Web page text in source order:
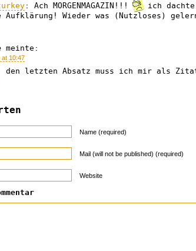
: Ach MORGENMAGAZIN!!! ich dachte
Wieder was (Nutzloses)
meinte:
at 10:47
den letzten Absatz muss ich mir als Zitat
Name (required)
Mail (will not be published) (required)
Website